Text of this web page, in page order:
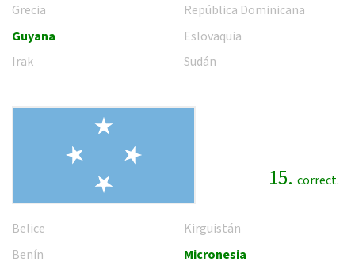
Grecia
Guyana
Irak
República Dominicana
Eslovaquia
Sudán
15. correct.
Belice
Benín
Kirguistán
Micronesia